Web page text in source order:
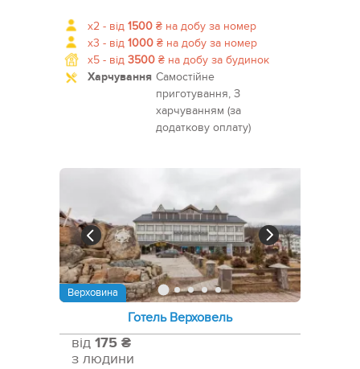
x2 - від 1500 ₴ на добу за номер
x3 - від 1000 ₴ на добу за номер
x5 - від 3500 ₴ на добу за будинок
Харчування Самостійне
приготування, З
харчуванням (за
додаткову оплату)
Верховина
Готель Верховель
від 175 ₴
з людини